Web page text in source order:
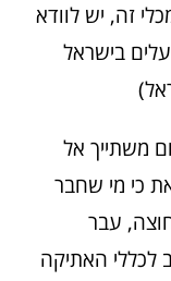
זה, יש לוודא
בישראל
משתייך אל
כי מי שחבר
עבר
לכללי האתיקה